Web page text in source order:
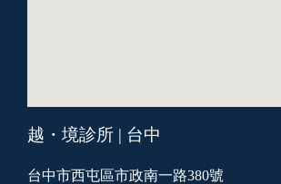
越・境診所 | 台中
台中市西屯區市政南一路380號